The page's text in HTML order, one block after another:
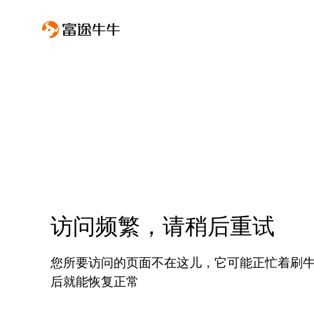
访问频繁，请稍后重试
您所要访问的页面不在这儿，它可能正忙着刷
后就能恢复正常